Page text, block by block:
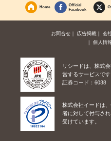
Home
Official
Facebook
お問合せ 広告掲載 会
個人情
リシードは、株式
営するサービスです
証券コード：6038
株式会社イードは
者に対して付与さ
受けています。